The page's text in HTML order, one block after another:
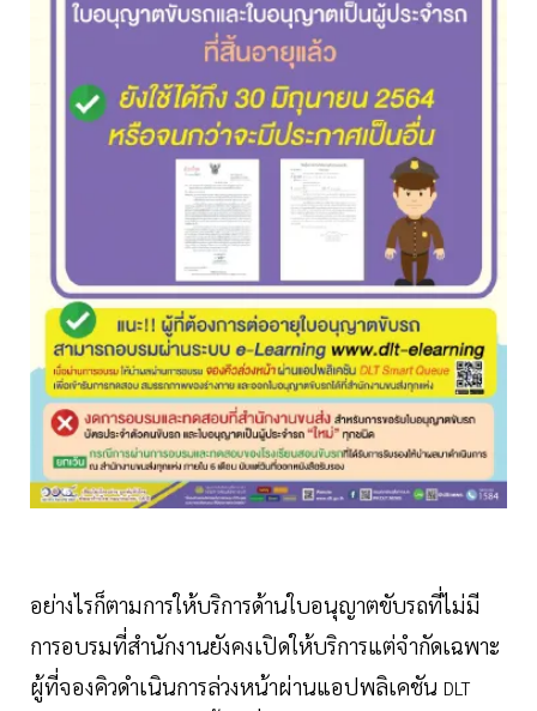
อย่างไรก็ตามการให้บริการด้านใบอนุญาตขับรถที่ไม่มี
การอบรมที่สำนักงานยังคงเปิดให้บริการแต่จำกัดเฉพาะ
ผู้ที่จองคิวดำเนินการล่วงหน้าผ่านแอปพลิเคชัน DLT